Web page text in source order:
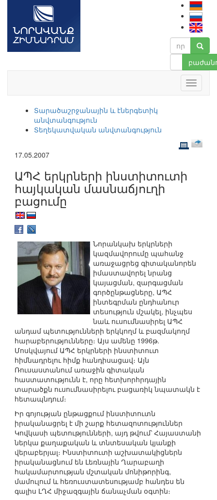
Տարածաշրջանային և էներգետիկ
անվտանգություն
Տեղեկատվական անվտանգություն
17.05.2007
ԱՊՀ երկրների ինստիտուտի
հայկական մասնաճյուղի
բացումը
Նորանկախ երկրների
կազմավորումը պահանջ
առաջացրեց գիտականորեն
իմաստավորել նրանց
կայացման, զարգացման
գործընթացները, ԱՊՀ
ինտեգրման ընդհանուր
տեսություն մշակել, ինչպես
նաև ուսումնասիրել ԱՊՀ
անդամ պետությունների երկկողմ և բազմակողմ
հարաբերությունները։ Այս ամենը 1996թ.
Մոսկվայում ԱՊՀ երկրների ինստիտուտ
հիմնադրելու հիմք հանդիսացավ։ Այն
Ռուսաստանում առաջին գիտական
հաստատությունն է, որը հետխորհրդային
տարածքն ուսումնասիրելու բացառիկ նպատակն է
հետապնդում։
Իր գոյության ընթացքում ինստիտուտն
իրականացրել է մի շարք հետազոտություններ
Կովկասի պետությունների, այդ թվում՝ Հայաստանի
ներկա քաղաքական և տնտեսական կյանքի
վերաբերյալ։ Ինստիտուտի աշխատակիցներն
իրականացնում են Լեռնային Ղարաբաղի
հակամարտության մշտական մոնիթորինգ,
մամուլում և հեռուստատեսությամբ հանդես են
գալիս ԼՂՀ միջազգային ճանաչման օգտին։